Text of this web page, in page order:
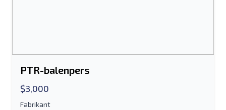
PTR-balenpers
$3,000
Fabrikant